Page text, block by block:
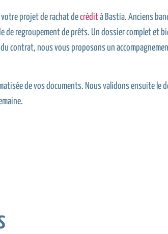
projet de rachat decrédità Bastia. Anciens
de regroupement de prêts. Un dossier complet et
contrat, nous vous proposons un
de vos documents. Nous validons ensuite le